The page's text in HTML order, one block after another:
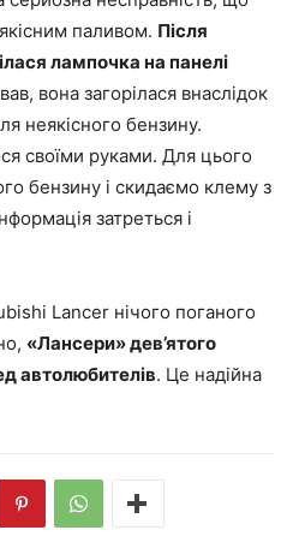
паливом. Після
лампочка на панелі
вона загорілася внаслідок
неякісного бензину.
своїми руками. Для цього
бензину і скидаємо клему з
затреться і
Lancer нічого поганого
«Лансери» дев’ятого
автолюбителів. Це надійна